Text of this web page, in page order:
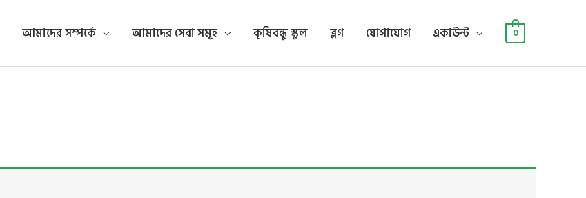
আমাদের সম্পর্কে আমাদের সেবা সমূহ কৃষিবন্ধু স্কুল ব্লগ যোগাযোগ একাউন্ট 0